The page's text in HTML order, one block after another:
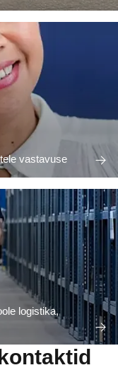
vastavuse
logistika,